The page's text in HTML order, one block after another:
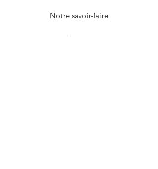
Notre savoir-faire
Contact